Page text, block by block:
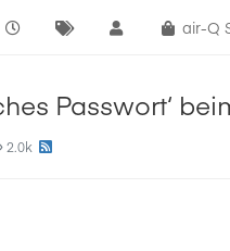
air-Q
Passwort‘
2.0k